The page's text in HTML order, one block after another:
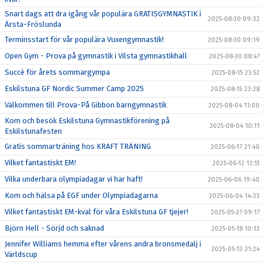
Snart dags att dra igång vår populära GRATISGYMNASTIK i
Ärsta-Fröslunda
2025-08-30 09:32
Terminsstart för vår populära Vuxengymnastik! 2025-08-30 09:19
Open Gym - Prova på gymnastik i Vilsta gymnastikhall 2025-08-30 08:47
Succé för årets sommargympa 2025-08-15 23:52
Eskilstuna GF Nordic Summer Camp 2025 2025-08-15 23:28
Välkommen till Prova-På Gibbon barngymnastik 2025-08-04 11:00
Kom och besök Eskilstuna Gymnastikförening på
Eskilstunafesten
2025-08-04 10:11
Gratis sommarträning hos KRAFT TRÄNING 2025-06-17 21:40
Vilket fantastiskt EM! 2025-06-12 13:51
Vilka underbara olympiadagar vi har haft! 2025-06-06 19:40
Kom och hälsa på EGF under Olympiadagarna 2025-06-04 14:33
Vilket fantastiskt EM-kval för våra Eskilstuna GF tjejer! 2025-05-27 09:17
Björn Hell - Sörjd och saknad 2025-05-18 10:13
Jennifer Williams hemma efter vårens andra bronsmedalj i
Världscup
2025-05-13 21:24